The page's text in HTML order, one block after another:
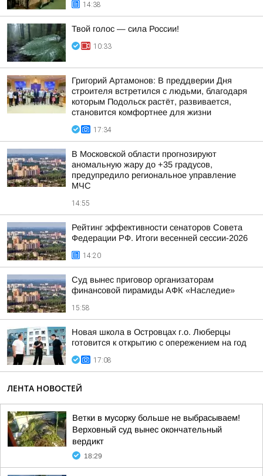
14:38
Твой голос — сила России!
10:33
Григорий Артамонов: В преддверии Дня
строителя встретился с людьми, благодаря
которым Подольск растёт, развивается,
становится комфортнее для жизни
17:34
В Московской области прогнозируют
аномальную жару до +35 градусов,
предупредило региональное управление
МЧС
14:55
Рейтинг эффективности сенаторов Совета
Федерации РФ. Итоги весенней сессии-2026
14:20
Суд вынес приговор организаторам
финансовой пирамиды АФК «Наследие»
15:58
Новая школа в Островцах г.о. Люберцы
готовится к открытию с опережением на год
17:08
ЛЕНТА НОВОСТЕЙ
Ветки в мусорку больше не выбрасываем!
Верховный суд вынес окончательный
вердикт
18:29